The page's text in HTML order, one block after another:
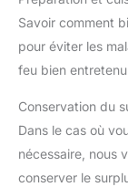
Savoir comment
pour éviter les
feu bien
Conservation du
Dans le cas où
nécessaire, nous
conserver le